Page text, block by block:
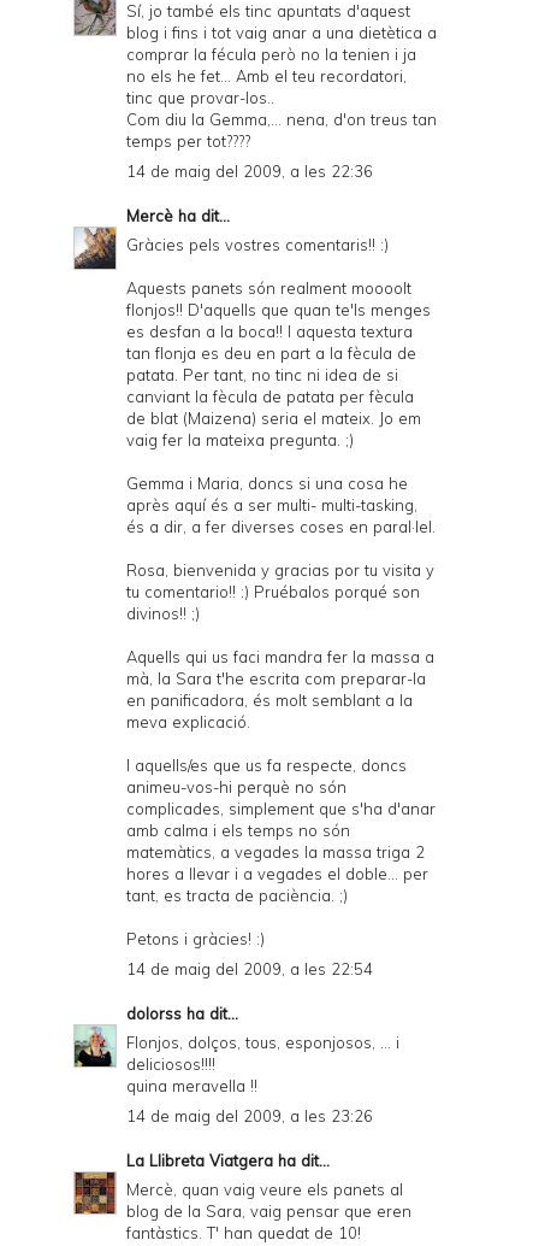
Sí, jo també els tinc apuntats d'aquest
blog i fins i tot vaig anar a una dietètica a
comprar la fécula però no la tenien i ja
no els he fet... Amb el teu recordatori,
tinc que provar-los..
Com diu la Gemma,... nena, d'on treus tan
temps per tot????
14 de maig del 2009, a les 22:36
Mercè ha dit...
Gràcies pels vostres comentaris!! :)
Aquests panets són realment moooolt
flonjos!! D'aquells que quan te'ls menges
es desfan a la boca!! I aquesta textura
tan flonja es deu en part a la fècula de
patata. Per tant, no tinc ni idea de si
canviant la fècula de patata per fècula
de blat (Maizena) seria el mateix. Jo em
vaig fer la mateixa pregunta. ;)
Gemma i Maria, doncs si una cosa he
après aquí és a ser multi- multi-tasking,
és a dir, a fer diverses coses en paral·lel.
Rosa, bienvenida y gracias por tu visita y
tu comentario!! :) Pruébalos porqué son
divinos!! ;)
Aquells qui us faci mandra fer la massa a
mà, la Sara t'he escrita com preparar-la
en panificadora, és molt semblant a la
meva explicació.
I aquells/es que us fa respecte, doncs
animeu-vos-hi perquè no són
complicades, simplement que s'ha d'anar
amb calma i els temps no són
matemàtics, a vegades la massa triga 2
hores a llevar i a vegades el doble... per
tant, es tracta de paciència. ;)
Petons i gràcies! :)
14 de maig del 2009, a les 22:54
dolorss ha dit...
Flonjos, dolços, tous, esponjosos, ... i
deliciosos!!!!
quina meravella !!
14 de maig del 2009, a les 23:26
La Llibreta Viatgera ha dit...
Mercè, quan vaig veure els panets al
blog de la Sara, vaig pensar que eren
fantàstics. T' han quedat de 10!